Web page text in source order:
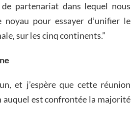
partenariat dans lequel nous
pour essayer d’unifier le
sur les cinq continents.”
et j’espère que cette réunion
est confrontée la majorité